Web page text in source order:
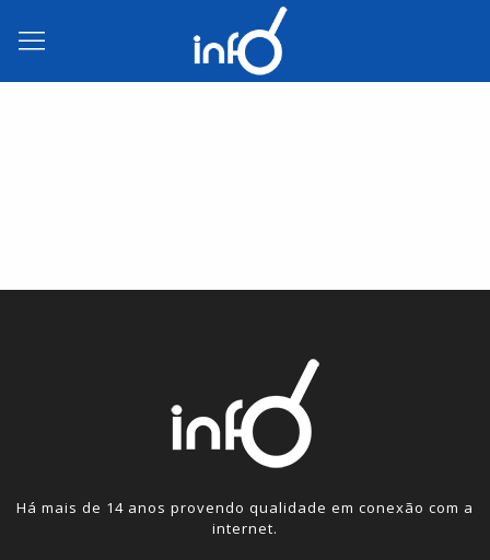
Há mais de 14 anos provendo qualidade em conexão com a
internet.